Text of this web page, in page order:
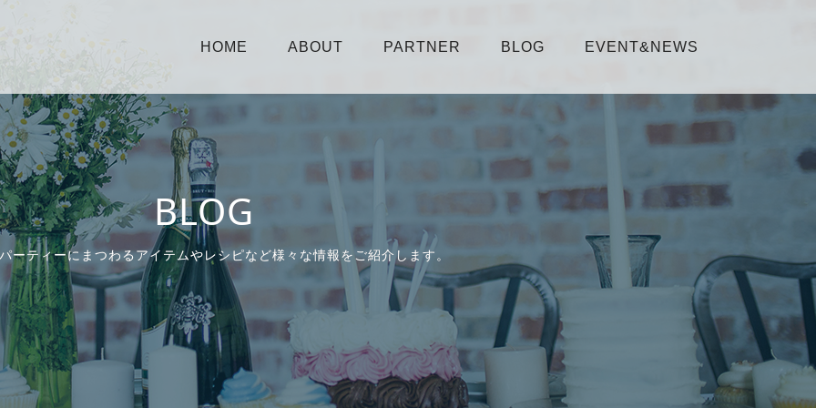
HOME ABOUT PARTNER BLOG EVENT&NEWS
BLOG
ーティーにまつわるアイテムやレシピなど様々な情報をご紹介します。